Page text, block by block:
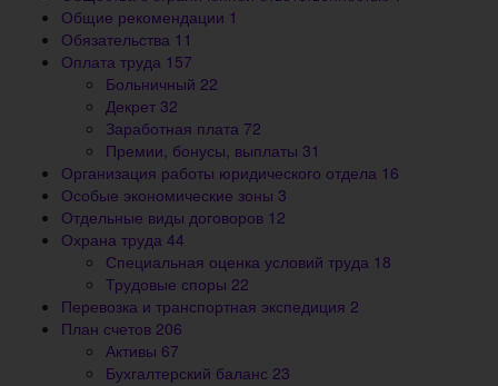
Общие рекомендации 1
Обязательства 11
Оплата труда 157
Больничный 22
Декрет 32
Заработная плата 72
Премии, бонусы, выплаты 31
Организация работы юридического отдела 16
Особые экономические зоны 3
Отдельные виды договоров 12
Охрана труда 44
Специальная оценка условий труда 18
Трудовые споры 22
Перевозка и транспортная экспедиция 2
План счетов 206
Активы 67
Бухгалтерский баланс 23